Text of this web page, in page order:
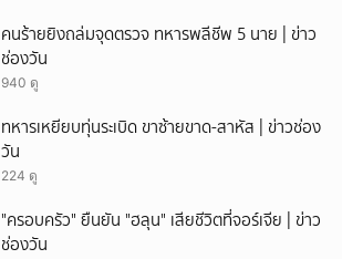
คนร้ายยิงถล่มจุดตรวจ ทหารพลีชีพ 5 นาย | ข่าว
ช่องวัน
940 ดู
ทหารเหยียบทุ่นระเบิด ขาซ้ายขาด-สาหัส | ข่าวช่อง
วัน
224 ดู
"ครอบครัว" ยืนยัน "ฮลุน" เสียชีวิตที่จอร์เจีย | ข่าว
ช่องวัน